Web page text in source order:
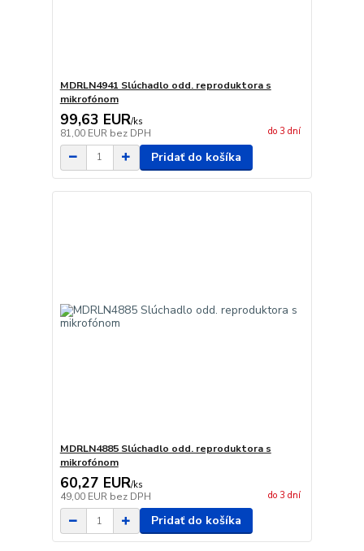
MDRLN4941 Slúchadlo odd. reproduktora s
mikrofónom
99,63 EUR/ks
81,00 EUR bez DPH do 3 dní
Pridať do košíka
MDRLN4885 Slúchadlo odd. reproduktora s
mikrofónom
60,27 EUR/ks
49,00 EUR bez DPH do 3 dní
Pridať do košíka